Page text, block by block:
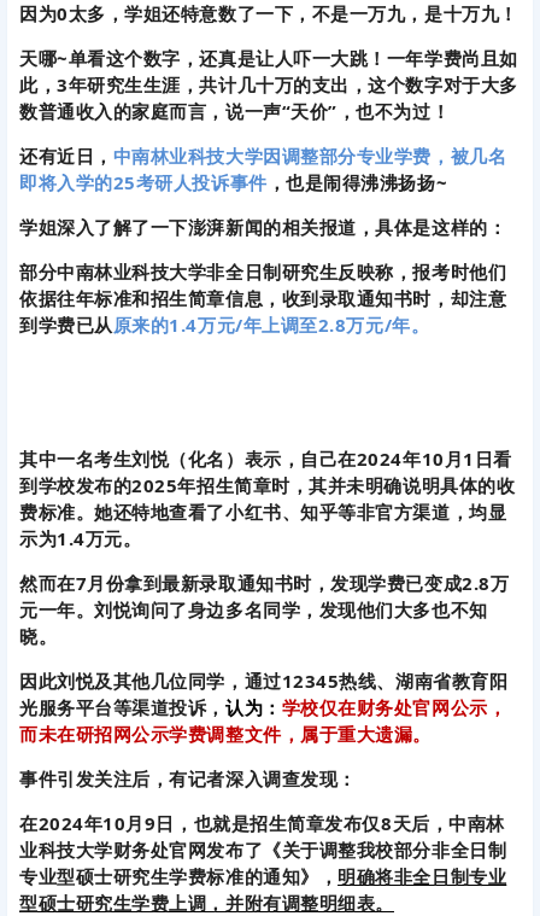
因为0太多，学姐还特意数了一下，不是一万九，是十万九！
天哪~单看这个数字，还真是让人吓一大跳！一年学费尚且如
此，3年研究生生涯，共计几十万的支出，这个数字对于大多
数普通收入的家庭而言，说一声“天价”，也不为过！
还有近日， 中南林业科技大学因调整部分专业学费，被几名
即将入学的25考研人投诉事件 ，也是闹得沸沸扬扬~
学姐深入了解了一下澎湃新闻的相关报道，具体是这样的：
部分中南林业科技大学非全日制研究生反映称，报考时他们
依据往年标准和招生简章信息，收到录取通知书时，却注意
到学费已从原来的1.4万元/年上调至2.8万元/年。
其中一名考生刘悦（化名）表示，自己在2024年10月1日看
到学校发布的2025年招生简章时，其并未明确说明具体的收
费标准。她还特地查看了小红书、知乎等非官方渠道，均显
示为1.4万元。
然而在7月份拿到最新录取通知书时，发现学费已变成2.8万
元一年。刘悦询问了身边多名同学，发现他们大多也不知
晓。
因此刘悦及其他几位同学，通过12345热线、湖南省教育阳
光服务平台等渠道投诉， 认为： 学校仅在财务处官网公示，
而未在研招网公示学费调整文件，属于重大遗漏。
事件引发关注后，有记者深入调查发现：
在2024年10月9日，也就是招生简章发布仅8天后，中南林
业科技大学财务处官网发布了《关于调整我校部分非全日制
专业型硕士研究生学费标准的通知》， 明确将非全日制专业
型硕士研究生学费上调，并附有调整明细表。